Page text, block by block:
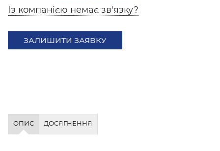
Із компанією немає зв'язку?
ЗАЛИШИТИ ЗАЯВКУ
ОПИС ДОСЯГНЕННЯ